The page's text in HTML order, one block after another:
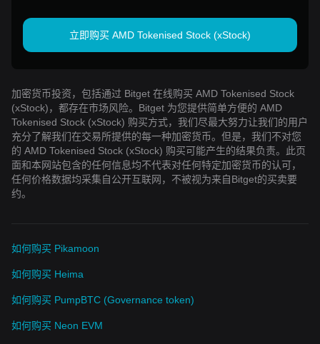
立即购买 AMD Tokenised Stock (xStock)
加密货币投资，包括通过 Bitget 在线购买 AMD Tokenised Stock
(xStock)，都存在市场风险。Bitget 为您提供简单方便的 AMD
Tokenised Stock (xStock) 购买方式，我们尽最大努力让我们的用户
充分了解我们在交易所提供的每一种加密货币。但是，我们不对您
的 AMD Tokenised Stock (xStock) 购买可能产生的结果负责。此页
面和本网站包含的任何信息均不代表对任何特定加密货币的认可，
任何价格数据均采集自公开互联网，不被视为来自Bitget的买卖要
约。
如何购买 Pikamoon
如何购买 Heima
如何购买 PumpBTC (Governance token)
如何购买 Neon EVM